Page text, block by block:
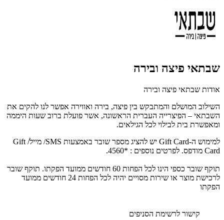
שבתאי פיצה ובירה
אודות שבתאי פיצה ובירה
השילוב המושלם והמתבקש בין פיצה, בירה ואווירה אפשר לנו להקים את
השבתאי – הפיצרייה העברית הראשונה, אשר פועלת ברוב שעות היממה
ומאפשרת בית לבילוי לכל הגילאים.
למימוש ה-Gift Card יש להציג מספר שובר באמצעות SMS/ מייל/ Gift
Card מודפס. לפרטים נוספים : *4560.
תוקף שובר כספי הינו לכל הפחות 60 חודשים ממועד הפקתו. תוקף שובר
לרכישת מוצר או שירות מסויים יהיה לכל הפחות 24 חודשים ממועד
הפקתו
קישור לרשימת הסניפים